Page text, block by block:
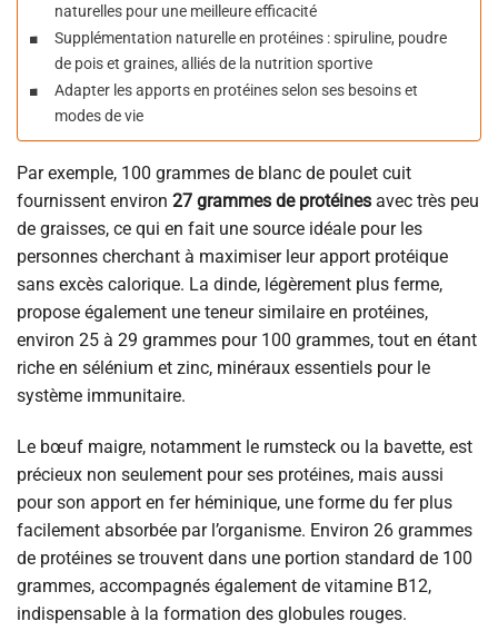
naturelles pour une meilleure efficacité
Supplémentation naturelle en protéines : spiruline, poudre
de pois et graines, alliés de la nutrition sportive
Adapter les apports en protéines selon ses besoins et
modes de vie
Par exemple, 100 grammes de blanc de poulet cuit
fournissent environ 27 grammes de protéines avec très peu
de graisses, ce qui en fait une source idéale pour les
personnes cherchant à maximiser leur apport protéique
sans excès calorique. La dinde, légèrement plus ferme,
propose également une teneur similaire en protéines,
environ 25 à 29 grammes pour 100 grammes, tout en étant
riche en sélénium et zinc, minéraux essentiels pour le
système immunitaire.
Le bœuf maigre, notamment le rumsteck ou la bavette, est
précieux non seulement pour ses protéines, mais aussi
pour son apport en fer héminique, une forme du fer plus
facilement absorbée par l’organisme. Environ 26 grammes
de protéines se trouvent dans une portion standard de 100
grammes, accompagnés également de vitamine B12,
indispensable à la formation des globules rouges.